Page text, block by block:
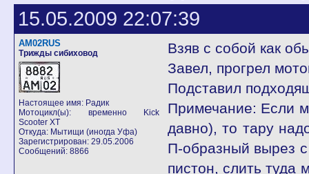
15.05.2009 22:07:39
AM02RUS
Трижды сибиховод
Настоящее имя: Радик
Мотоцикл(ы): временно Kick
Scooter XT
Откуда: Мытищи (иногда Уфа)
Зарегистрирован: 29.05.2006
Сообщений: 8866
Взяв с собой как
Завел, прогрел
Подставил
Примечание: Если
давно), то тару
П-образный вырез
пистон, слить туда